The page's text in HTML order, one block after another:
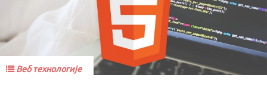
Веб технологије